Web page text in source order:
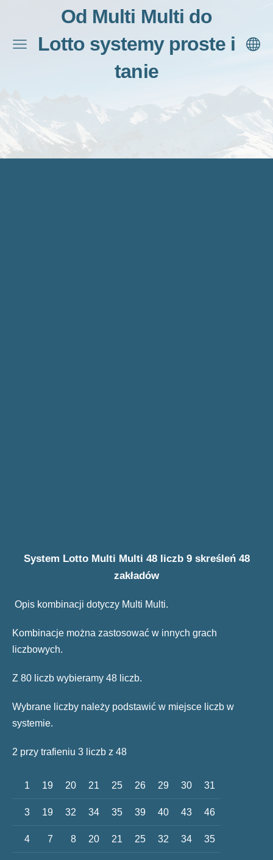
Od Multi Multi do
Lotto systemy proste i
tanie
System Lotto Multi Multi 48 liczb 9 skreśleń 48
zakładów
Opis kombinacji dotyczy Multi Multi.
Kombinacje można zastosować w innych grach
liczbowych.
Z 80 liczb wybieramy 48 liczb.
Wybrane liczby należy podstawić w miejsce liczb w
systemie.
2 przy trafieniu 3 liczb z 48
1 19 20 21 25 26 29 30 31
3 19 32 34 35 39 40 43 46
4 7 8 20 21 25 32 34 35